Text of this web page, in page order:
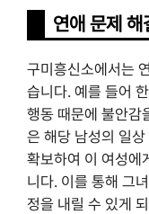
연애 문제 해
구미흥신소에서는
습니다. 예를 들어
행동 때문에 불안감
은 해당 남성의 일
확보하여 이 여성에
니다. 이를 통해 그
정을 내릴 수 있게